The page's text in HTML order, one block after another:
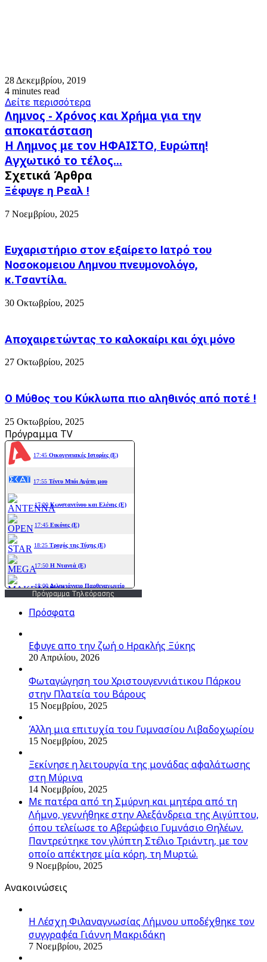
28 Δεκεμβρίου, 2019
4 minutes read
Δείτε περισσότερα
Λημνος
-
Χρόνος
και
Χρήμα
για
την
αποκατάσταση
Λημνος - Χρόνος και Χρήμα για την
αποκατάσταση
Η
Λημνος
με
τον
ΗΦΑΙΣΤΟ,
Ευρώπη!
Αγχωτικό
Η Λημνος με τον ΗΦΑΙΣΤΟ, Ευρώπη!
Αγχωτικό το τέλος...
Σχετικά Άρθρα
Ξέφυγε η Ρεαλ !
7 Νοεμβρίου, 2025
Ευχαριστήριο στον εξαίρετο Ιατρό του
Νοσοκομειου Λημνου πνευμονολόγο,
κ.Τσαντίλα.
30 Οκτωβρίου, 2025
Αποχαιρετώντας το καλοκαίρι και όχι μόνο
27 Οκτωβρίου, 2025
Ο Μύθος του Κύκλωπα πιο αληθινός από ποτέ !
25 Οκτωβρίου, 2025
Πρόγραμμα TV
Πρόγραμμα Τηλεόρασης
Πρόσφατα
Εφυγε απο την ζωή o Ηρακλής Ξύκης
20 Απριλίου, 2026
Φωταγώγηση του Χριστουγεννιάτικου Πάρκου
στην Πλατεία του Βάρους
15 Νοεμβρίου, 2025
Άλλη μια επιτυχία του Γυμνασίου Λιβαδοχωρίου
15 Νοεμβρίου, 2025
Ξεκίνησε η λειτουργία της μονάδας αφαλάτωσης
στη Μύρινα
14 Νοεμβρίου, 2025
Με πατέρα από τη Σμύρνη και μητέρα από τη
Λήμνο, γεννήθηκε στην Αλεξάνδρεια της Αιγύπτου,
όπου τελείωσε το Αβερώφειο Γυμνάσιο Θηλέων.
Παντρεύτηκε τον γλύπτη Στέλιο Τριάντη, με τον
οποίο απέκτησε μία κόρη, τη Μυρτώ.
9 Νοεμβρίου, 2025
Ανακοινώσεις
Η Λέσχη Φιλαναγνωσίας Λήμνου υποδέχθηκε τον
συγγραφέα Γιάννη Μακριδάκη
7 Νοεμβρίου, 2025